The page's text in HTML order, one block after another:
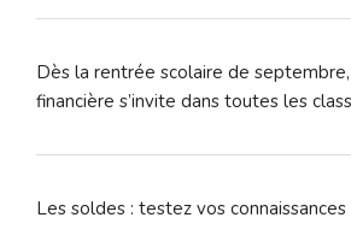
Dès la rentrée scolaire de septembre,
financière s’invite dans toutes les
Les soldes : testez vos connaissances